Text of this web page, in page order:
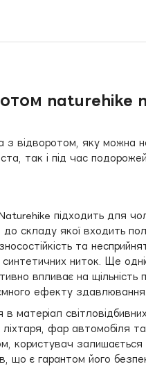
naturehike
відворотом, яку можна
так і під час
підходить для
складу якої входить
та
ниток. Ще
впливає на щільність
ефекту здавлювання.
матеріал
фар автомобіля
користувач
що є гарантом його